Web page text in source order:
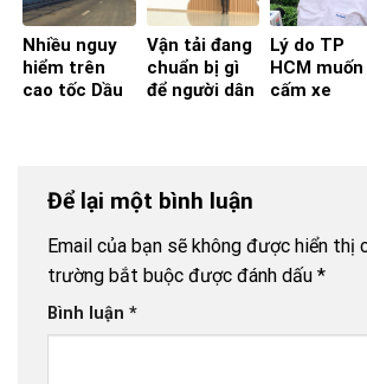
Nhiều nguy
hiểm trên
cao tốc Dầu
Vận tải đang
chuẩn bị gì
để người dân
Lý do TP
HCM muốn
cấm xe
Để lại một bình luận
Email của bạn sẽ không được hiển thị
trường bắt buộc được đánh dấu *
Bình luận *